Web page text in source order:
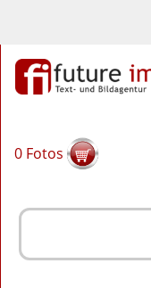
0 Fotos